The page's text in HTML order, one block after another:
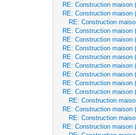
RE: Construction maison
RE: Construction maison
RE: Construction
RE: Construction maison
RE: Construction maison
RE: Construction maison
RE: Construction maison
RE: Construction maison
RE: Construction maison
RE: Construction maison
RE: Construction maison
RE: Construction
RE: Construction maison
RE: Construction
RE: Construction maison